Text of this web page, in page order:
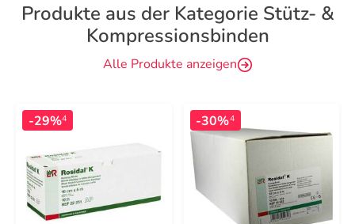
Produkte aus der Kategorie Stütz- &
Kompressionsbinden
Alle Produkte anzeigen
-29%4 -30%4